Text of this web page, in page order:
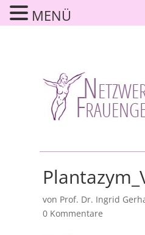
von Prof. Dr. Ingrid
0 Kommentare
MENÜ